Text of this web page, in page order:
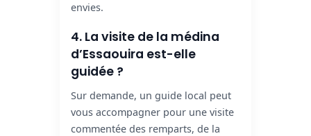
envies.
4. La visite de la médina
d’Essaouira est-elle
guidée ?
Sur demande, un guide local peut
vous accompagner pour une visite
commentée des remparts, de la